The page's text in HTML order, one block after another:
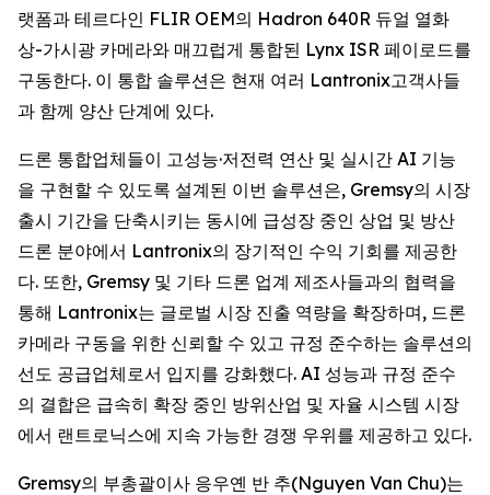
랫폼과 테르다인 FLIR OEM의 Hadron 640R 듀얼 열화
상-가시광 카메라와 매끄럽게 통합된 Lynx ISR 페이로드를
구동한다. 이 통합 솔루션은 현재 여러 Lantronix고객사들
과 함께 양산 단계에 있다.
드론 통합업체들이 고성능·저전력 연산 및 실시간 AI 기능
을 구현할 수 있도록 설계된 이번 솔루션은, Gremsy의 시장
출시 기간을 단축시키는 동시에 급성장 중인 상업 및 방산
드론 분야에서 Lantronix의 장기적인 수익 기회를 제공한
다. 또한, Gremsy 및 기타 드론 업계 제조사들과의 협력을
통해 Lantronix는 글로벌 시장 진출 역량을 확장하며, 드론
카메라 구동을 위한 신뢰할 수 있고 규정 준수하는 솔루션의
선도 공급업체로서 입지를 강화했다. AI 성능과 규정 준수
의 결합은 급속히 확장 중인 방위산업 및 자율 시스템 시장
에서 랜트로닉스에 지속 가능한 경쟁 우위를 제공하고 있다.
Gremsy의 부총괄이사 응우옌 반 추(Nguyen Van Chu)는